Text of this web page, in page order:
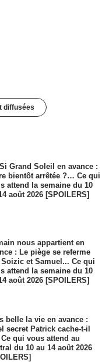
diffusées
Grand Soleil en avance :
bientôt arrêtée ?… Ce qui
attend la semaine du 10
août 2026 [SPOILERS]
nous appartient en
: Le piège se referme
et Samuel... Ce qui
attend la semaine du 10
août 2026 [SPOILERS]
belle la vie en avance :
secret Patrick cache-t-il
qui vous attend au
du 10 au 14 août 2026